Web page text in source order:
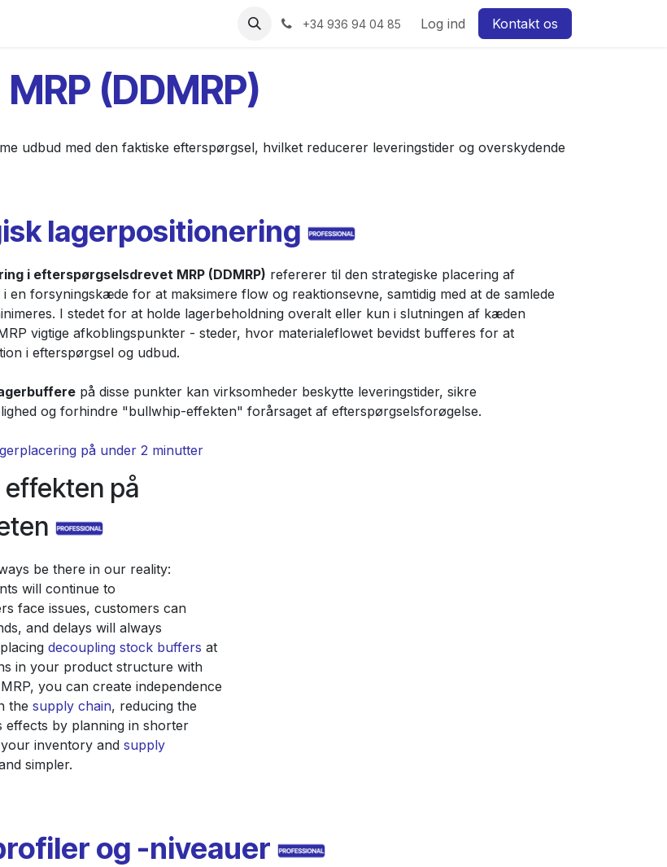
Udforsk ForgeFlow+34 936 94 04 85 Log ind Kontakt os
(DDMRP)
udbud med den faktiske efterspørgsel, hvilket reducerer leveringstider og overskydende
lagerpositionering
i efterspørgselsdrevet MRP (DDMRP) refererer til den strategiske placering af
en forsyningskæde for at maksimere flow og reaktionsevne, samtidig med at de samlede
I stedet for at holde lagerbeholdning overalt eller kun i slutningen af ​​kæden
vigtige afkoblingspunkter - steder, hvor materialeflowet bevidst bufferes for at
i efterspørgsel og udbud.
på disse punkter kan virksomheder beskytte leveringstider, sikre
og forhindre "bullwhip-effekten" forårsaget af efterspørgselsforøgelse.
på under 2 minutter
effekten på
be there in our reality:
will continue to
face issues, customers can
and delays will always
decoupling stock buffers at
in your product structure with
you can create independence
the supply chain, reducing the
effects by planning in shorter
inventory and supply
simpler.
og -niveauer